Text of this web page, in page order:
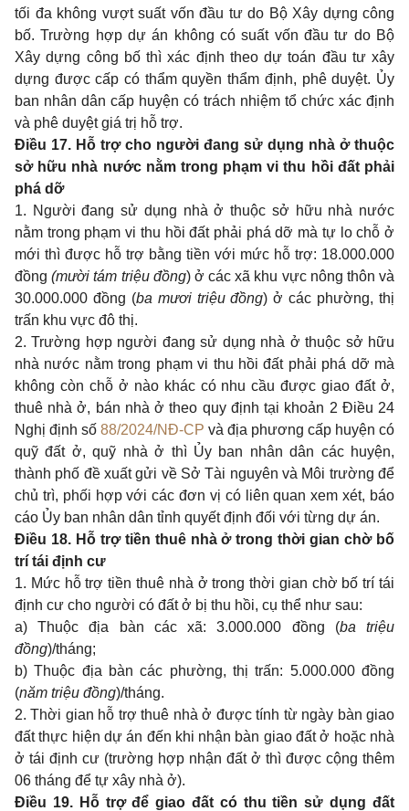
tối đa không vượt suất vốn đầu tư do Bộ Xây dựng công
bố. Trường hợp dự án không có suất vốn đầu tư do Bộ
Xây dựng công bố thì xác định theo dự toán đầu tư xây
dựng được cấp có thẩm quyền thẩm định, phê duyệt. Ủy
ban nhân dân cấp huyện có trách nhiệm tổ chức xác định
và phê duyệt giá trị hỗ trợ.
Điều 17. Hỗ trợ cho người đang sử dụng nhà ở thuộc
sở hữu nhà nước nằm trong phạm vi thu hồi đất phải
phá dỡ
1. Người đang sử dụng nhà ở thuộc sở hữu nhà nước
nằm trong phạm vi thu hồi đất phải phá dỡ mà tự lo chỗ ở
mới thì được hỗ trợ bằng tiền với mức hỗ trợ: 18.000.000
đồng(mười tám triệu đồng) ở các xã khu vực nông thôn và
30.000.000 đồng (ba mươi triệu đồng) ở các phường, thị
trấn khu vực đô thị.
2. Trường hợp người đang sử dụng nhà ở thuộc sở hữu
nhà nước nằm trong phạm vi thu hồi đất phải phá dỡ mà
không còn chỗ ở nào khác có nhu cầu được giao đất ở,
thuê nhà ở, bán nhà ở theo quy định tại khoản 2 Điều 24
Nghị định số 88/2024/NĐ-CP và địa phương cấp huyện có
quỹ đất ở, quỹ nhà ở thì Ủy ban nhân dân các huyện,
thành phố đề xuất gửi về Sở Tài nguyên và Môi trường để
chủ trì, phối hợp với các đơn vị có liên quan xem xét, báo
cáo Ủy ban nhân dân tỉnh quyết định đối với từng dự án.
Điều 18. Hỗ trợ tiền thuê nhà ở trong thời gian chờ bố
trí tái định cư
1. Mức hỗ trợ tiền thuê nhà ở trong thời gian chờ bố trí tái
định cư cho người có đất ở bị thu hồi, cụ thể như sau:
a) Thuộc địa bàn các xã: 3.000.000 đồng (ba triệu
đồng)/tháng;
b) Thuộc địa bàn các phường, thị trấn: 5.000.000 đồng
(năm triệu đồng)/tháng.
2. Thời gian hỗ trợ thuê nhà ở được tính từ ngày bàn giao
đất thực hiện dự án đến khi nhận bàn giao đất ở hoặc nhà
ở tái định cư (trường hợp nhận đất ở thì được cộng thêm
06 tháng để tự xây nhà ở).
Điều 19. Hỗ trợ để giao đất có thu tiền sử dụng đất